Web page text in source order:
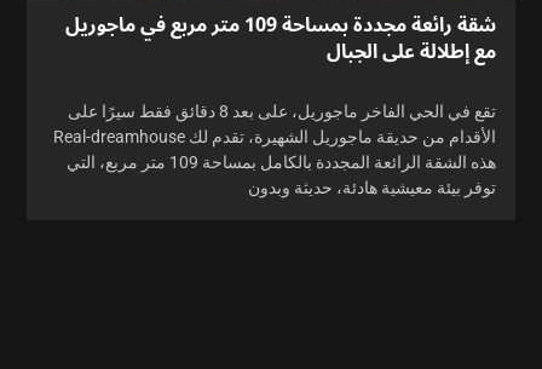
شقة رائعة مجددة بمساحة 109 متر مربع في ماجوريل
مع إطلالة على الجبال
تقع في الحي الفاخر ماجوريل، على بعد 8 دقائق فقط سيرًا على
الأقدام من حديقة ماجوريل الشهيرة، تقدم لك Real-dreamhouse
هذه الشقة الرائعة المجددة بالكامل بمساحة 109 متر مربع، التي
توفر بيئة معيشية هادئة، حديثة وبدون